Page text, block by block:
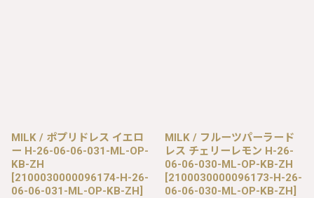
MILK / ポプリドレス イエロ
ー H-26-06-06-031-ML-OP-
KB-ZH
[2100030000096174-H-26-
06-06-031-ML-OP-KB-ZH]
MILK / フルーツパーラード
レス チェリーレモン H-26-
06-06-030-ML-OP-KB-ZH
[2100030000096173-H-26-
06-06-030-ML-OP-KB-ZH]